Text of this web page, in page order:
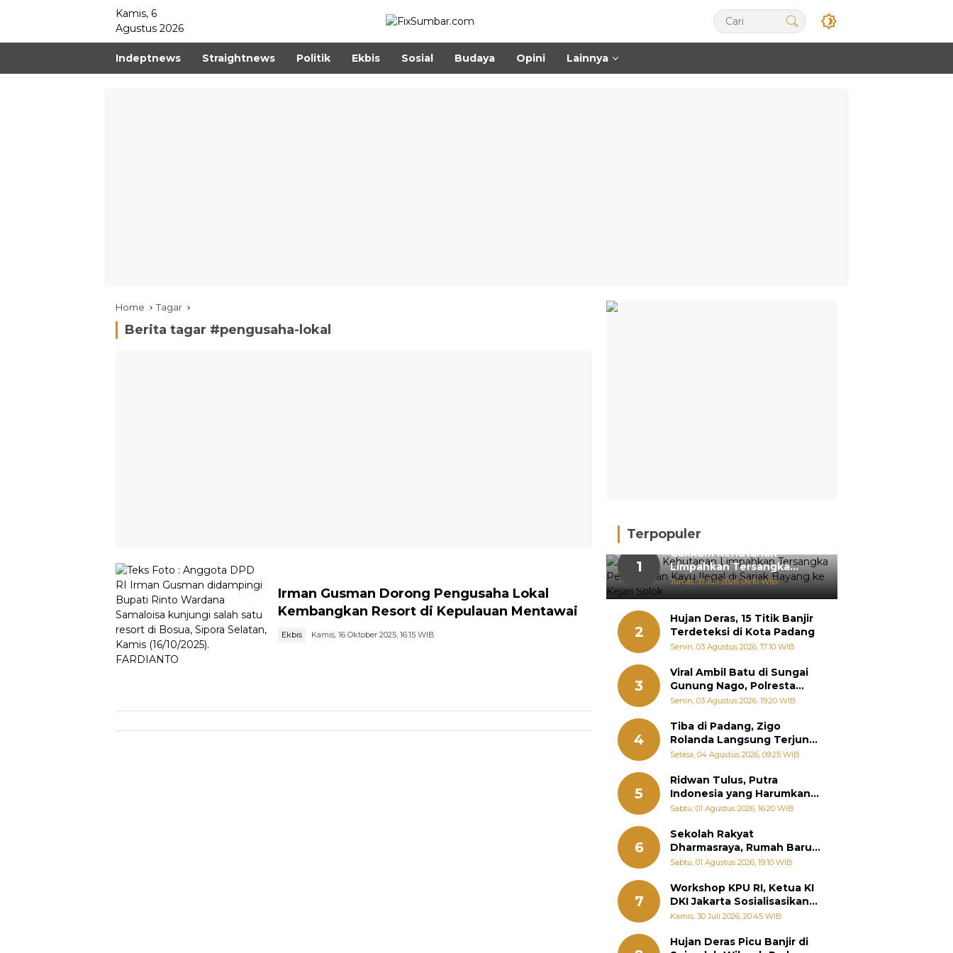
Kamis, 6
Agustus 2026
Indeptnews Straightnews Politik Ekbis Sosial Budaya Opini Lainnya
Home Tagar
Berita tagar #pengusaha-lokal
Irman Gusman Dorong Pengusaha Lokal
Kembangkan Resort di Kepulauan Mentawai
Ekbis Kamis, 16 Oktober 2025, 16:15 WIB
Terpopuler
1
Gakkum Kehutanan
Limpahkan Tersangka
Pemanenan Kayu Ilegal di
Sariak Bayang ke Kejari
Jumat, 31 Juli 2026, 09:10 WIB
2
Hujan Deras, 15 Titik Banjir
Terdeteksi di Kota Padang
Senin, 03 Agustus 2026, 17:10 WIB
3
Viral Ambil Batu di Sungai
Gunung Nago, Polresta
Padang Ungkap Fakta
Senin, 03 Agustus 2026, 19:20 WIB
4
Tiba di Padang, Zigo
Rolanda Langsung Terjun
Bantu Warga Terdampak
Selasa, 04 Agustus 2026, 09:25 WIB
5
Ridwan Tulus, Putra
Indonesia yang Harumkan
Nama Bangsa hingga
Jepang
Sabtu, 01 Agustus 2026, 16:20 WIB
6
Sekolah Rakyat
Dharmasraya, Rumah Baru
268 Anak Menggapai Mimpi
Kemiskinan
Sabtu, 01 Agustus 2026, 19:10 WIB
7
Workshop KPU RI, Ketua KI
DKI Jakarta Sosialisasikan
Hukum Acara Penyelesaian
Kamis, 30 Juli 2026, 20:45 WIB
Hujan Deras Picu Banjir di